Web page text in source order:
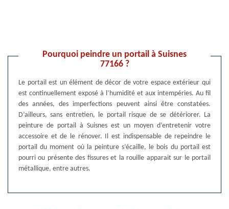
Pourquoi peindre un portail à Suisnes
77166 ?
Le portail est un élément de décor de votre espace extérieur qui
est continuellement exposé à l’humidité et aux intempéries. Au fil
des années, des imperfections peuvent ainsi être constatées.
D’ailleurs, sans entretien, le portail risque de se détériorer. La
peinture de portail à Suisnes est un moyen d’entretenir votre
accessoire et de le rénover. Il est indispensable de repeindre le
portail du moment où la peinture s’écaille, le bois du portail est
pourri ou présente des fissures et la rouille apparait sur le portail
métallique, entre autres.